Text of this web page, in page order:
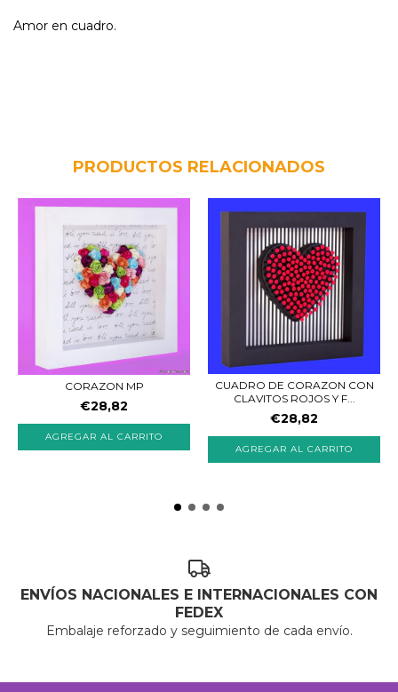
Amor en cuadro.
PRODUCTOS RELACIONADOS
CORAZON MP
€28,82
AGREGAR AL CARRITO
CUADRO DE CORAZON CON
CLAVITOS ROJOS Y F...
€28,82
AGREGAR AL CARRITO
ENVÍOS NACIONALES E INTERNACIONALES CON
FEDEX
Embalaje reforzado y seguimiento de cada envío.